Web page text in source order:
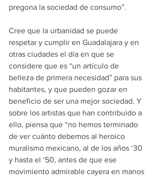
pregona la sociedad de consumo”.
Cree que la urbanidad se puede
respetar y cumplir en Guadalajara y en
otras ciudades el día en que se
considere que es “un artículo de
belleza de primera necesidad” para sus
habitantes, y que pueden gozar en
beneficio de ser una mejor sociedad. Y
sobre los artistas que han contribuido a
ello, piensa que “no hemos terminado
de ver cuánto debemos al heroico
muralismo mexicano, al de los años ‘30
y hasta el ‘50, antes de que ese
movimiento admirable cayera en manos